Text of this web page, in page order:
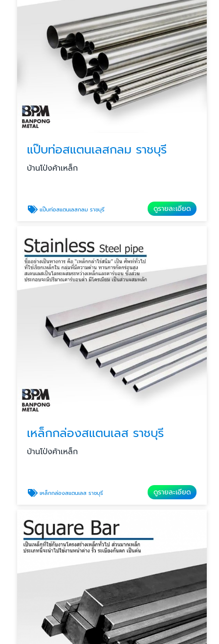
แป๊บท่อสแตนเลสกลม ราชบุรี
บ้านโป่งค้าเหล็ก
แป๊บท่อสแตนเลสกลม ราชบุรี ดูรายละเอียด
เหล็กกล่องสแตนเลส ราชบุรี
บ้านโป่งค้าเหล็ก
เหล็กกล่องสแตนเลส ราชบุรี ดูรายละเอียด